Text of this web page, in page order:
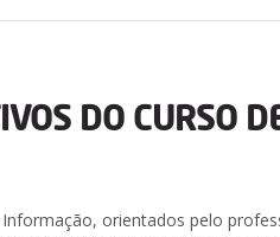
DO CURSO
orientados pelo